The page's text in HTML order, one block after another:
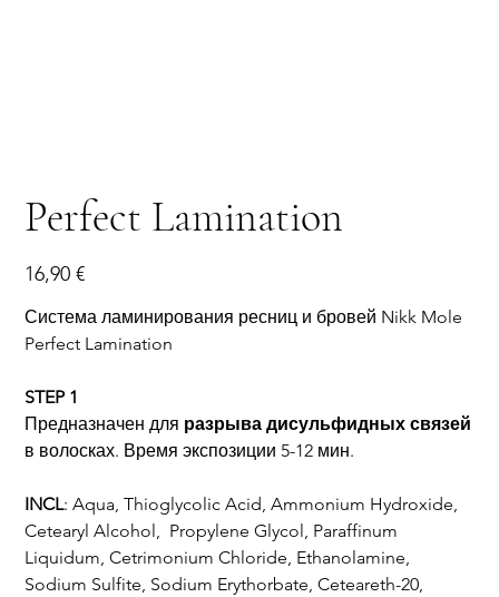
Perfect Lamination
Цена
16,90 €
Система ламинирования ресниц и бровей Nikk Mole
Perfect Lamination
STEP 1
Предназначен для разрыва дисульфидных связей
в волосках. Время экспозиции 5-12 мин.
INCL: Aqua, Thioglycolic Acid, Ammonium Hydroxide,
Cetearyl Alcohol, Propylene Glycol, Paraffinum
Liquidum, Cetrimonium Chloride, Ethanolamine,
Sodium Sulfite, Sodium Erythorbate, Ceteareth-20,